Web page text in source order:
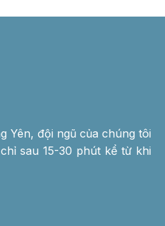
Yên, đội ngũ của chúng tôi
sau 15-30 phút kể từ khi